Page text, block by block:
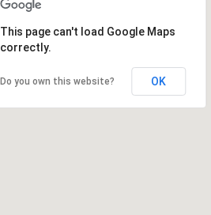
This page can't load Google Maps
correctly.
Do you own this website? OK